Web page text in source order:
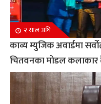
२ साल अघि
काव्य म्युजिक अवार्डमा
चितवनका मोडल